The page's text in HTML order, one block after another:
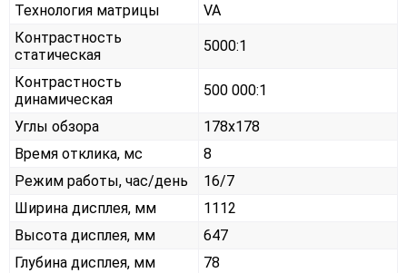
Технология матрицы
VA
Контрастность
статическая
5000:1
Контрастность
динамическая
500 000:1
Углы обзора
178x178
Время отклика, мс
8
Режим работы, час/день
16/7
Ширина дисплея, мм
1112
Высота дисплея, мм
647
Глубина дисплея, мм
78